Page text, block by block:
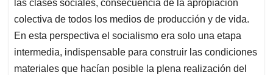
las clases sociales, consecuencia de la apropiación
colectiva de todos los medios de producción y de vida.
En esta perspectiva el socialismo era solo una etapa
intermedia, indispensable para construir las condiciones
materiales que hacían posible la plena realización del